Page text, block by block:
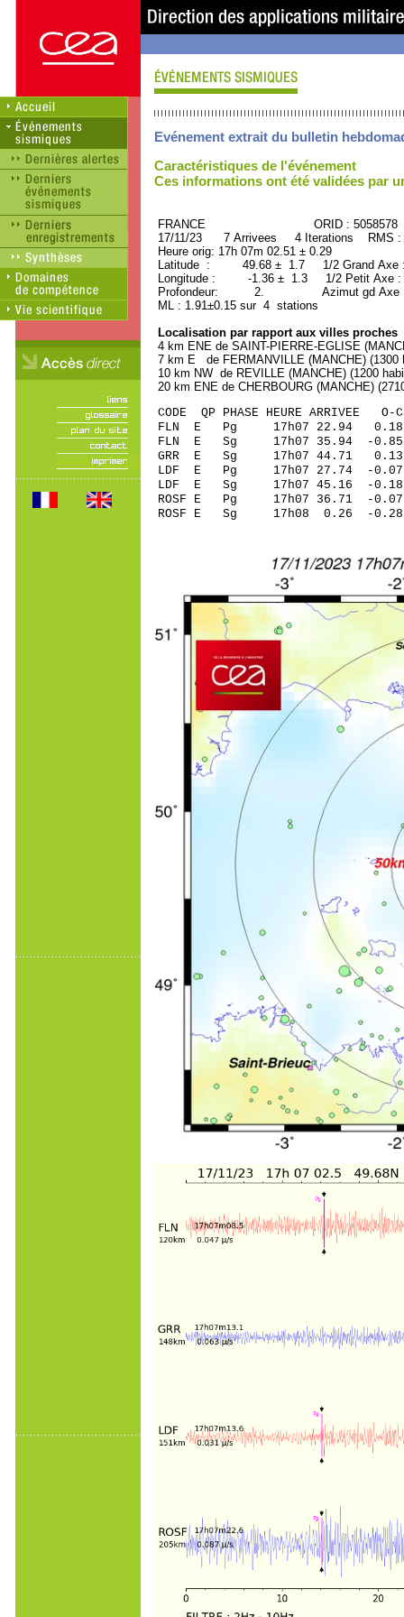
Evénement extrait du bulletin
Caractéristiques de l'événement
Ces informations ont été validées par
FRANCE ORID : 5058578
17/11/23 7 Arrivees 4 Iterations RMS :
Heure orig: 17h 07m 02.51 ± 0.29
Latitude : 49.68 ± 1.7 1/2 Grand
Longitude : -1.36 ± 1.3 1/2 Petit Axe
Profondeur: 2. Azimut gd Axe :
ML : 1.91±0.15 sur 4 stations
Localisation par rapport aux villes proches
4 km ENE de SAINT-PIERRE-EGLISE
7 km E de FERMANVILLE (MANCHE) (1300
10 km NW de REVILLE (MANCHE) (1200
20 km ENE de CHERBOURG (MANCHE)
CODE QP PHASE HEURE
FLN E Pg 17h07
FLN E Sg 17h07 35.94 -
GRR E Sg 17h07 44.71
LDF E Pg 17h07
LDF E Sg 17h07 45.16 -
ROSF E Pg 17h07
ROSF E Sg 17h08 0.26 -